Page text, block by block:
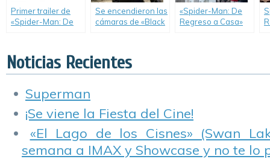
Primer trailer de
«Spider-Man: De
Se encendieron las
cámaras de «Black
«Spider-Man: De
Regreso a Casa»
Noticias Recientes
Superman
¡Se viene la Fiesta del Cine!
«El Lago de los Cisnes» (Swan
semana a IMAX y Showcase y no te lo